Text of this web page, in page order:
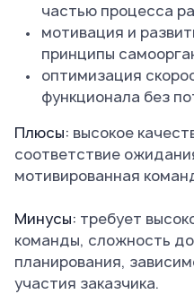
частью процесса
мотивация и
принципы
оптимизация
функционала без
Плюсы: высокое
соответствие
мотивированная
Минусы: требует
команды, сложность
планирования,
участия заказчика.